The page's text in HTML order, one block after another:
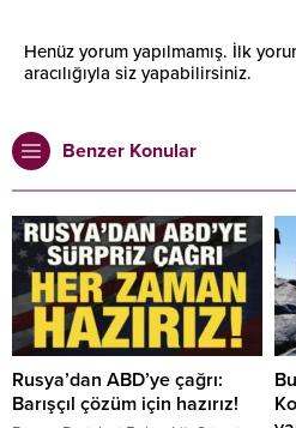
Henüz yorum yapılmamış. İlk
aracılığıyla siz yapabilirsiniz.
Benzer Konular
Rusya’dan ABD’ye çağrı:
Barışçıl çözüm için hazırız!